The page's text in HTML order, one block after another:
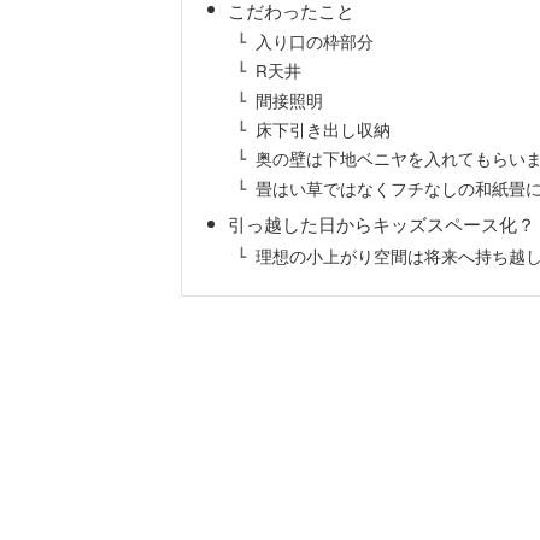
こだわったこと
入り口の枠部分
R天井
間接照明
床下引き出し収納
奥の壁は下地ベニヤを入れてもらい
畳はい草ではなくフチなしの和紙畳に
引っ越した日からキッズスペース化？
理想の小上がり空間は将来へ持ち越